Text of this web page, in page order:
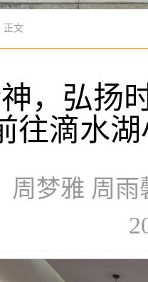
正文
，弘
往滴水
周梦雅 周